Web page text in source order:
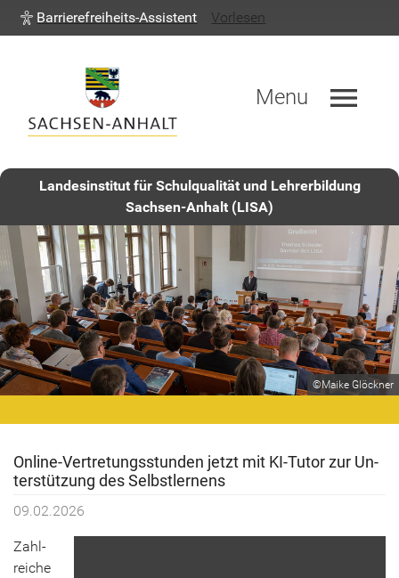
Menu menu
Barrierefreiheits-Assistent Vorlesen
Landesinstitut für Schulqualität und Lehrerbildung
Sachsen-Anhalt (LISA)
©Maike Glöckner
Online-​Vertretungsstunden jetzt mit KI-​Tutor zur Un­
ter­stüt­zung des Selbst­ler­nens
09.02.2026
Zahl­
rei­che